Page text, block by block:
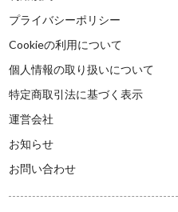
プライバシーポリシー
Cookieの利用について
個人情報の取り扱いについて
特定商取引法に基づく表示
運営会社
お知らせ
お問い合わせ